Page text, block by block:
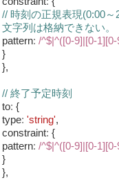
// 時刻の正規表現(0:00
文字列は格納できない。
pattern: /^$|^([0-9]|[0-
}
},
// 終了予定時刻
to: {
type: 'string',
constraint: {
pattern: /^$|^([0-9]|[0-
}
},